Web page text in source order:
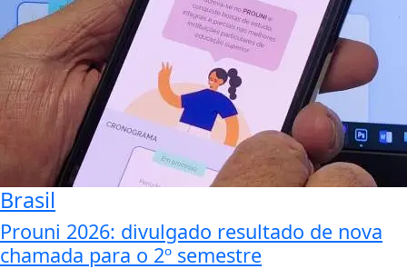
Brasil
Prouni 2026: divulgado resultado de nova
chamada para o 2º semestre